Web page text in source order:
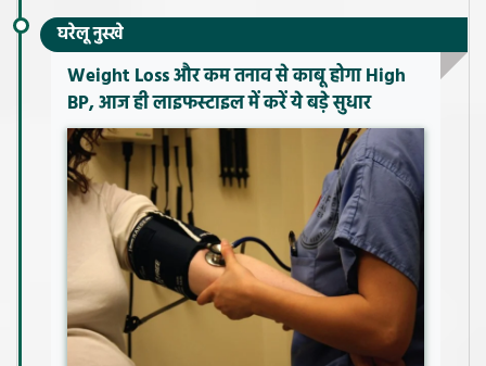
घरेलू नुस्खे
Weight Loss और कम तनाव से काबू होगा High
BP, आज ही लाइफस्टाइल में करें ये बड़े सुधार